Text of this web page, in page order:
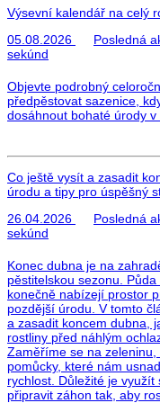
Výsevní kalendář na celý
05.08.2026
Posledná
sekúnd
Objevte podrobný
předpěstovat sazenice,
dosáhnout bohaté úrody
Co ještě vysít a zasadit
úrodu a tipy pro úspěšný
26.04.2026
Posledná
sekúnd
Konec dubna je na
pěstitelskou sezonu.
konečně nabízejí prostor
pozdější úrodu. V tomto
a zasadit koncem dubna,
rostliny před náhlým
Zaměříme se na
pomůcky, které nám
rychlost. Důležité je
připravit záhon tak, aby